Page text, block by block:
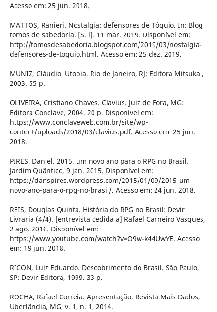
Acesso em: 25 jun. 2018.
MATTOS, Ranieri. Nostalgia: defensores de Tóquio. In: Blog
tomos de sabedoria. [S. l], 11 mar. 2019. Disponível em:
http://tomosdesabedoria.blogspot.com/2019/03/nostalgia-
defensores-de-toquio.html. Acesso em: 25 dez. 2019.
MUNIZ, Cláudio. Utopia. Rio de Janeiro, RJ: Editora Mitsukai,
2003. 55 p.
OLIVEIRA, Cristiano Chaves. Clavius. Juiz de Fora, MG:
Editora Conclave, 2004. 20 p. Disponível em:
https://www.conclaveweb.com.br/site/wp-
content/uploads/2018/03/clavius.pdf. Acesso em: 25 jun.
2018.
PIRES, Daniel. 2015, um novo ano para o RPG no Brasil.
Jardim Quântico, 9 jan. 2015. Disponível em:
https://danspires.wordpress.com/2015/01/09/2015-um-
novo-ano-para-o-rpg-no-brasil/. Acesso em: 24 jun. 2018.
REIS, Douglas Quinta. História do RPG no Brasil: Devir
Livraria (4/4). [entrevista cedida a] Rafael Carneiro Vasques,
2 ago. 2016. Disponível em:
https://www.youtube.com/watch?v=O9w-k44UwYE. Acesso
em: 19 jun. 2018.
RICON, Luiz Eduardo. Descobrimento do Brasil. São Paulo,
SP: Devir Editora, 1999. 33 p.
ROCHA, Rafael Correia. Apresentação. Revista Mais Dados,
Uberlândia, MG, v. 1, n. 1, 2014.